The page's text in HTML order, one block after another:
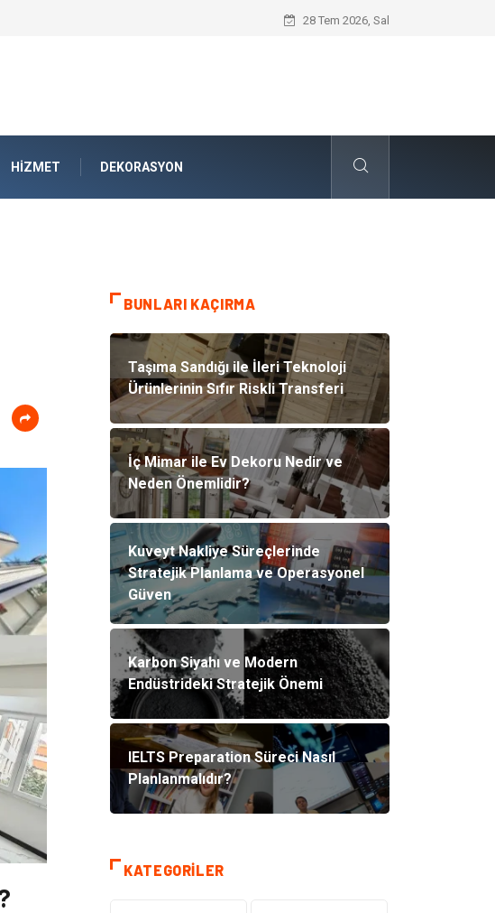
Karbon Siyahı ve Modern Endüstrideki
28 Tem 2026, Sal
HIZMET DEKORASYON
BUNLARI KAÇIRMA
Taşıma Sandığı ile İleri Teknoloji
Ürünlerinin Sıfır Riskli Transferi
İç Mimar ile Ev Dekoru Nedir ve
Neden Önemlidir?
Kuveyt Nakliye Süreçlerinde
Stratejik Planlama ve Operasyonel
Güven
Karbon Siyahı ve Modern
Endüstrideki Stratejik Önemi
IELTS Preparation Süreci Nasıl
Planlanmalıdır?
KATEGORILER